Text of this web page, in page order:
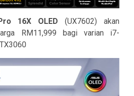
16X OLED (UX7602) akan
RM11,999 bagi varian i7-